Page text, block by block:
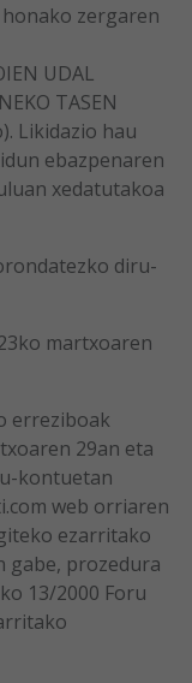
zergaren
UDAL
TASEN
Likidazio hau
ebazpenaren
xedatutakoa
diru-
martxoaren
erreziboak
29an eta
kontuetan
web orriaren
ezarritako
gabe, prozedura
13/2000 Foru